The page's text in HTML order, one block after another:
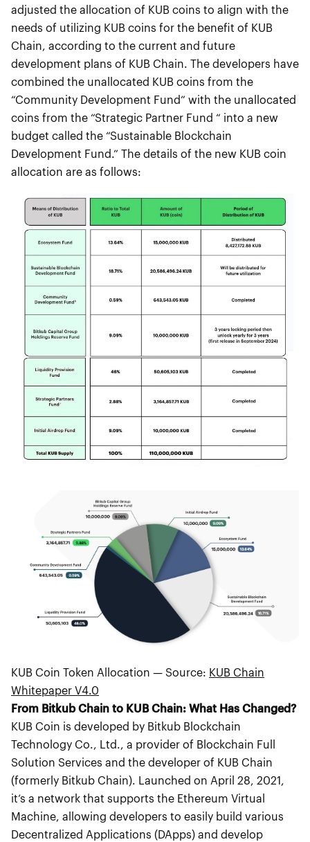
adjusted the allocation of KUB coins to align with the
needs of utilizing KUB coins for the benefit of KUB
Chain, according to the current and future
development plans of KUB Chain. The developers have
combined the unallocated KUB coins from the
“Community Development Fund” with the unallocated
coins from the “Strategic Partner Fund “ into a new
budget called the “Sustainable Blockchain
Development Fund.” The details of the new KUB coin
allocation are as follows:
KUB Coin Token Allocation — Source: KUB Chain
Whitepaper V4.0
From Bitkub Chain to KUB Chain: What Has Changed?
KUB Coin is developed by Bitkub Blockchain
Technology Co., Ltd., a provider of Blockchain Full
Solution Services and the developer of KUB Chain
(formerly Bitkub Chain). Launched on April 28, 2021,
it’s a network that supports the Ethereum Virtual
Machine, allowing developers to easily build various
Decentralized Applications (DApps) and develop